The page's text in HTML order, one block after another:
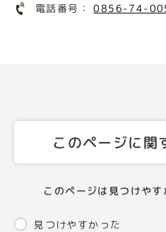
電話番号：0856-74-
このページに関
このページは見つけやす
見つけやすかった